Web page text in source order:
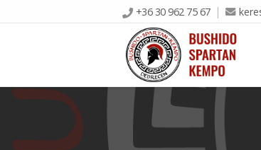
+36 30 962 75 67